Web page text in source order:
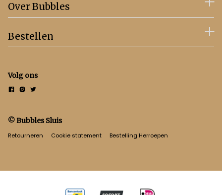
Over Bubbles
Bestellen
Volg ons
© Bubbles Sluis
Retourneren Cookie statement Bestelling Herroepen